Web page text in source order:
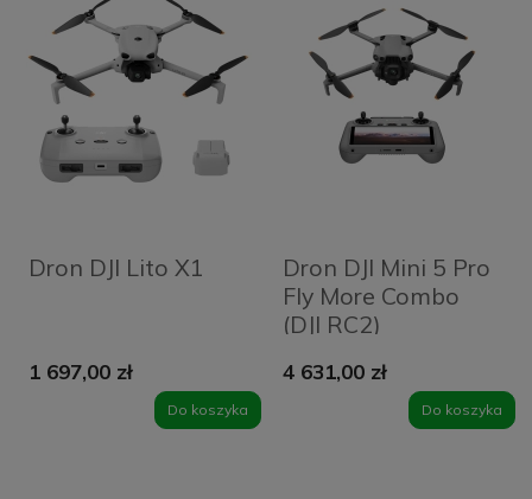
Dron DJI Lito X1
1 697,00 zł
Do koszyka
Dron DJI Mini 5 Pro
Fly More Combo
(DJI RC2)
4 631,00 zł
Do koszyka